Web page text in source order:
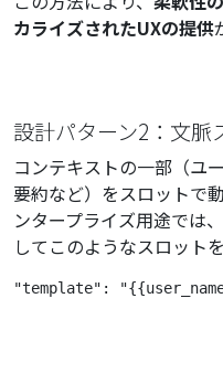
カライズされたUXの提供
設計パターン2：文脈
コンテキストの一部（ユ
要約など）をスロットで
ンタープライズ用途では
してこのようなスロット
"template":